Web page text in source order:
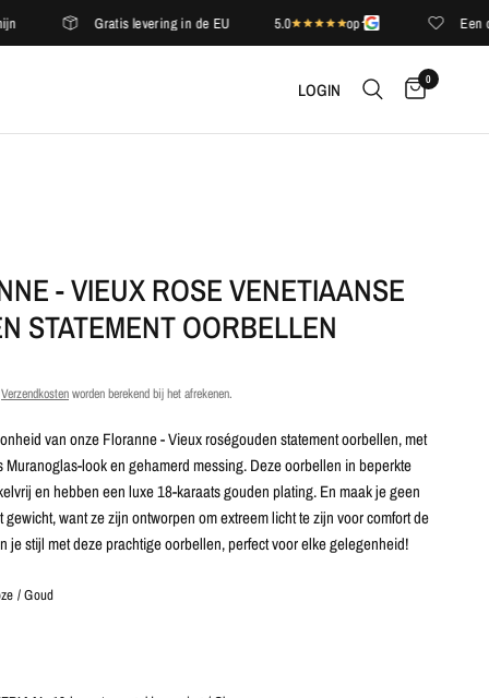
Gratis levering in de EU op Een
LOGIN 0
- VIEUX ROSE VENETIAANSE
STATEMENT OORBELLEN
Verzendkostenworden berekend bij het afrekenen.
van onze Floranne - Vieux roségouden statement oorbellen, met
Muranoglas-look en gehamerd messing. Deze oorbellen in beperkte
en hebben een luxe 18-karaats gouden plating. En maak je geen
gewicht, want ze zijn ontworpen om extreem licht te zijn voor comfort de
je stijl met deze prachtige oorbellen, perfect voor elke gelegenheid!
/ Goud